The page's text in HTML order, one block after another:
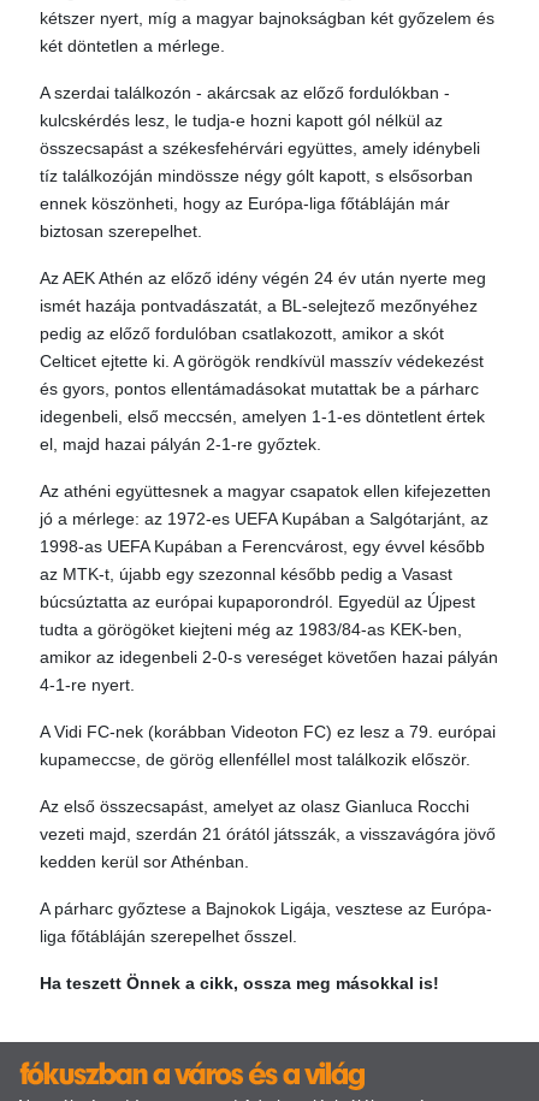
kétszer nyert, míg a magyar bajnokságban két győzelem és
két döntetlen a mérlege.
A szerdai találkozón - akárcsak az előző fordulókban -
kulcskérdés lesz, le tudja-e hozni kapott gól nélkül az
összecsapást a székesfehérvári együttes, amely idénybeli
tíz találkozóján mindössze négy gólt kapott, s elsősorban
ennek köszönheti, hogy az Európa-liga főtábláján már
biztosan szerepelhet.
Az AEK Athén az előző idény végén 24 év után nyerte meg
ismét hazája pontvadászatát, a BL-selejtező mezőnyéhez
pedig az előző fordulóban csatlakozott, amikor a skót
Celticet ejtette ki. A görögök rendkívül masszív védekezést
és gyors, pontos ellentámadásokat mutattak be a párharc
idegenbeli, első meccsén, amelyen 1-1-es döntetlent értek
el, majd hazai pályán 2-1-re győztek.
Az athéni együttesnek a magyar csapatok ellen kifejezetten
jó a mérlege: az 1972-es UEFA Kupában a Salgótarjánt, az
1998-as UEFA Kupában a Ferencvárost, egy évvel később
az MTK-t, újabb egy szezonnal később pedig a Vasast
búcsúztatta az európai kupaporondról. Egyedül az Újpest
tudta a görögöket kiejteni még az 1983/84-as KEK-ben,
amikor az idegenbeli 2-0-s vereséget követően hazai pályán
4-1-re nyert.
A Vidi FC-nek (korábban Videoton FC) ez lesz a 79. európai
kupameccse, de görög ellenféllel most találkozik először.
Az első összecsapást, amelyet az olasz Gianluca Rocchi
vezeti majd, szerdán 21 órától játsszák, a visszavágóra jövő
kedden kerül sor Athénban.
A párharc győztese a Bajnokok Ligája, vesztese az Európa-
liga főtábláján szerepelhet ősszel.
Ha teszett Önnek a cikk, ossza meg másokkal is!